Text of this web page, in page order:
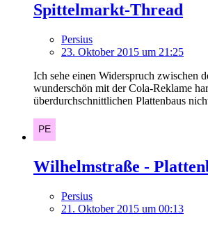
Spittelmarkt-Thread
Persius
23. Oktober 2015 um 21:25
Ich sehe einen Widerspruch zwischen
wunderschön mit der Cola-Reklame
überdurchschnittlichen Plattenbaus
Wilhelmstraße -
Persius
21. Oktober 2015 um 00:13